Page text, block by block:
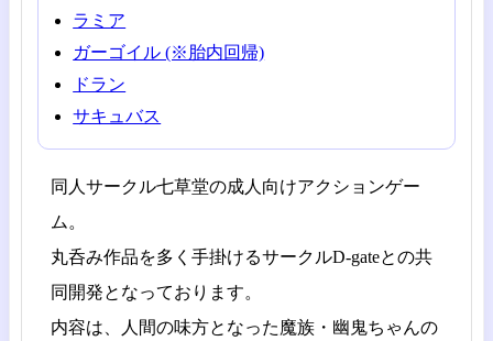
ラミア
ガーゴイル (※胎内回帰)
ドラン
サキュバス
同人サークル七草堂の成人向けアクションゲー
ム。
丸呑み作品を多く手掛けるサークルD-gateとの共
同開発となっております。
内容は、人間の味方となった魔族・幽鬼ちゃんの